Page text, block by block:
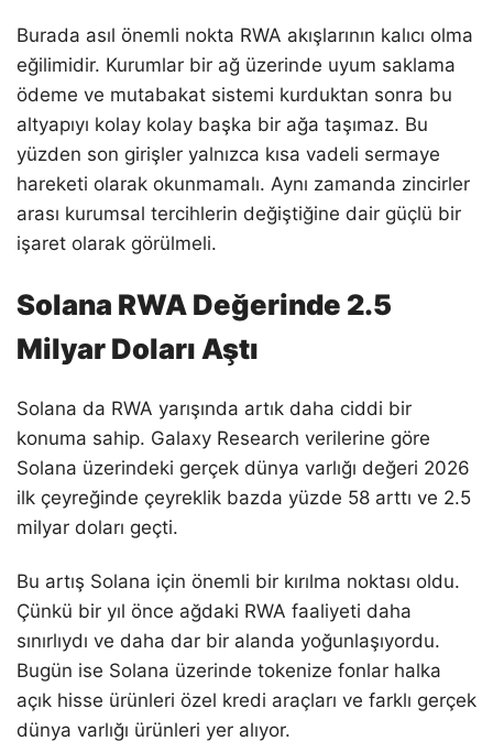
Burada asıl önemli nokta RWA akışlarının kalıcı olma
eğilimidir. Kurumlar bir ağ üzerinde uyum saklama
ödeme ve mutabakat sistemi kurduktan sonra bu
altyapıyı kolay kolay başka bir ağa taşımaz. Bu
yüzden son girişler yalnızca kısa vadeli sermaye
hareketi olarak okunmamalı. Aynı zamanda zincirler
arası kurumsal tercihlerin değiştiğine dair güçlü bir
işaret olarak görülmeli.
Solana RWA Değerinde 2.5
Milyar Doları Aştı
Solana da RWA yarışında artık daha ciddi bir
konuma sahip. Galaxy Research verilerine göre
Solana üzerindeki gerçek dünya varlığı değeri 2026
ilk çeyreğinde çeyreklik bazda yüzde 58 arttı ve 2.5
milyar doları geçti.
Bu artış Solana için önemli bir kırılma noktası oldu.
Çünkü bir yıl önce ağdaki RWA faaliyeti daha
sınırlıydı ve daha dar bir alanda yoğunlaşıyordu.
Bugün ise Solana üzerinde tokenize fonlar halka
açık hisse ürünleri özel kredi araçları ve farklı gerçek
dünya varlığı ürünleri yer alıyor.